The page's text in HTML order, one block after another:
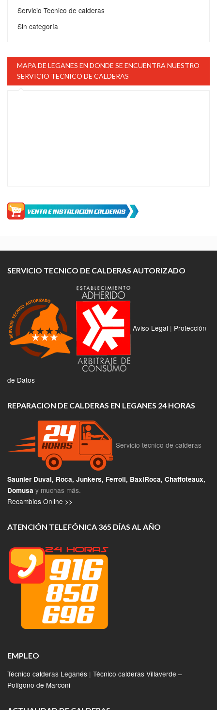
Servicio Tecnico de calderas
Sin categoría
MAPA DE LEGANES EN DONDE SE ENCUENTRA NUESTRO
SERVICIO TECNICO DE CALDERAS
SERVICIO TECNICO DE CALDERAS AUTORIZADO
Aviso Legal | Protección
de Datos
REPARACION DE CALDERAS EN LEGANES 24 HORAS
Servicio tecnico de calderas
Saunier Duval, Roca, Junkers, Ferroli, BaxiRoca, Chaffoteaux,
Domusa y muchas más.
Recambios Online >>
ATENCIÓN TELEFÓNICA 365 DÍAS AL AÑO
EMPLEO
Técnico calderas Leganés | Técnico calderas Villaverde –
Polígono de Marconi